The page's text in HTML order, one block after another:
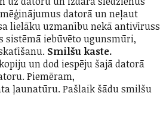
datorā un neļaut
lielāku uzmanību nekā antivīruss
sistēmā iebūvēto ugunsmūri,
Smilšu kaste.
un dod iespēju šajā datorā
Piemēram,
ļaunatūru. Pašlaik šādu smilšu